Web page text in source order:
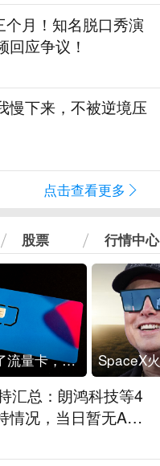
个月！知名脱口秀演
回应争议！
慢下来，不被逆境压
点击查看更多
股票 行情中心
运营商干掉了流量卡，他们真的玩不起了
汇总：朗鸿科技等4
情况，当日暂无A股
情况（表）